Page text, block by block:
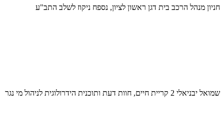
חניון מנהל הרכב בית דגן ראשון לציון, נספח ניקוז לשלב התב"ע
שמואל יבניאלי 2 קריית חיים, חוות דעת ותוכנית הידרולוגית לניהול מי נגר